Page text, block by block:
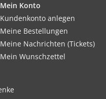
Mein Konto
Kundenkonto anlegen
Meine Bestellungen
Meine Nachrichten (Tickets)
Mein Wunschzettel